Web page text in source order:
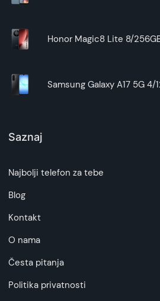
Honor Magic8 Lite 8/
Samsung Galaxy A17 5G 4/
Saznaj
Najbolji telefon za tebe
Blog
Kontakt
O nama
Česta pitanja
Politika privatnosti